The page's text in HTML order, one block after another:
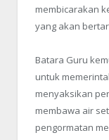
membicarakan
yang akan
Batara Guru
untuk
menyaksikan
membawa air
pengormatan